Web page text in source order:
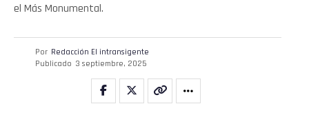
el Más Monumental.
Por Redacción El intransigente
Publicado 3 septiembre, 2025
Whatsapp